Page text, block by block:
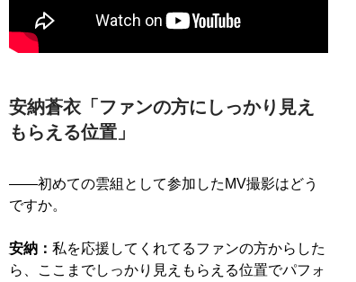
安納蒼衣「ファンの方にしっかり見え
もらえる位置」
――初めての雲組として参加したMV撮影はどう
ですか。
安納： 私を応援してくれてるファンの方からした
ら、ここまでしっかり見えもらえる位置でパフォ